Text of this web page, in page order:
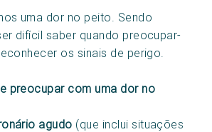
uma dor no peito. Sendo
difícil saber quando preocupar-
os sinais de perigo.
preocupar com uma dor no
agudo (que inclui situações